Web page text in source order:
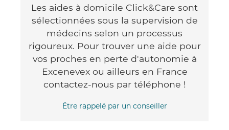
Les aides à domicile Click&Care sont
sélectionnées sous la supervision de
médecins selon un processus
rigoureux. Pour trouver une aide pour
vos proches en perte d'autonomie à
Excenevex ou ailleurs en France
contactez-nous par téléphone !
Être rappelé par un conseiller